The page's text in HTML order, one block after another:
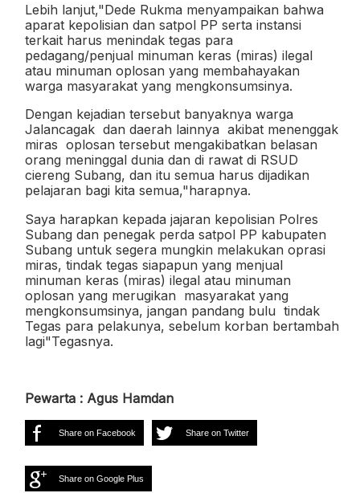
Lebih lanjut,"Dede Rukma menyampaikan bahwa
aparat kepolisian dan satpol PP serta instansi
terkait harus menindak tegas para
pedagang/penjual minuman keras (miras) ilegal
atau minuman oplosan yang membahayakan
warga masyarakat yang mengkonsumsinya.
Dengan kejadian tersebut banyaknya warga
Jalancagak dan daerah lainnya akibat menenggak
miras oplosan tersebut mengakibatkan belasan
orang meninggal dunia dan di rawat di RSUD
ciereng Subang, dan itu semua harus dijadikan
pelajaran bagi kita semua,"harapnya.
Saya harapkan kepada jajaran kepolisian Polres
Subang dan penegak perda satpol PP kabupaten
Subang untuk segera mungkin melakukan oprasi
miras, tindak tegas siapapun yang menjual
minuman keras (miras) ilegal atau minuman
oplosan yang merugikan masyarakat yang
mengkonsumsinya, jangan pandang bulu tindak
Tegas para pelakunya, sebelum korban bertambah
lagi"Tegasnya.
Pewarta : Agus Hamdan
Share on Facebook Share on Twitter
Share on Google Plus